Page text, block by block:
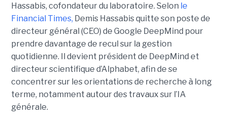
Hassabis, cofondateur du laboratoire. Selon le
Financial Times, Demis Hassabis quitte son poste de
directeur général (CEO) de Google DeepMind pour
prendre davantage de recul sur la gestion
quotidienne. Il devient président de DeepMind et
directeur scientifique d’Alphabet, afin de se
concentrer sur les orientations de recherche à long
terme, notamment autour des travaux sur l’IA
générale.